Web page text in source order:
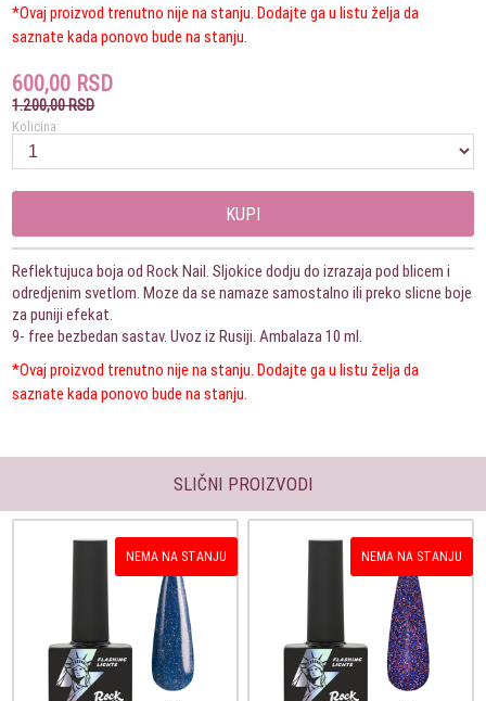
*Ovaj proizvod trenutno nije na stanju. Dodajte ga u listu želja da
saznate kada ponovo bude na stanju.
600,00 RSD
1.200,00 RSD
Kolicina:
KUPI
Reflektujuca boja od Rock Nail. Sljokice dodju do izrazaja pod blicem i
odredjenim svetlom. Moze da se namaze samostalno ili preko slicne boje
za puniji efekat.
9- free bezbedan sastav. Uvoz iz Rusiji. Ambalaza 10 ml.
*Ovaj proizvod trenutno nije na stanju. Dodajte ga u listu želja da
saznate kada ponovo bude na stanju.
SLIČNI PROIZVODI
NEMA NA STANJU NEMA NA STANJU